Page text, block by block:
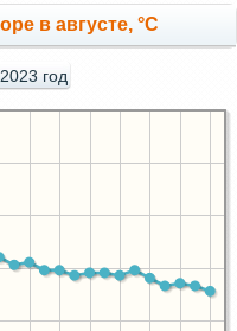
в августе, °C
2023 год